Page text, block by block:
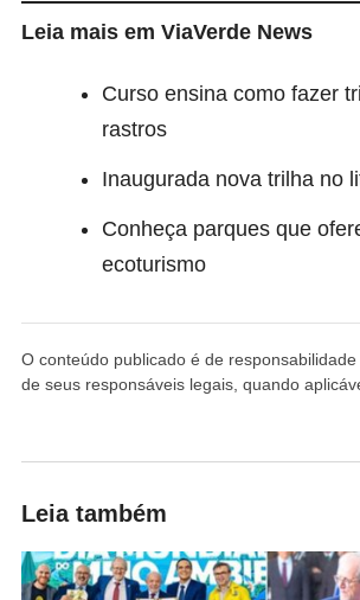
Leia mais em ViaVerde News
Curso ensina como fazer
rastros
Inaugurada nova trilha no
Conheça parques que
ecoturismo
O conteúdo publicado é de
de seus responsáveis legais, quando
Leia também